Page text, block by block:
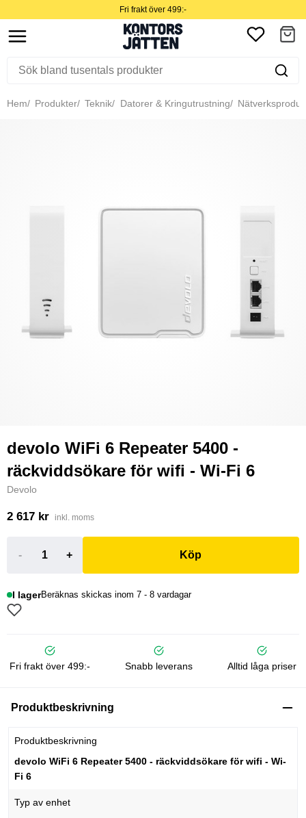
Fri frakt över 499:-
Hem Produkter Teknik Datorer & Kringutrustning
devolo WiFi 6 Repeater 5400 -
räckviddsökare för wifi - Wi-Fi 6
Devolo
2 617 kr inkl. moms
- + Köp
I lagerBeräknas skickas inom 7 - 8 vardagar
Fri frakt över 499:- Snabb leverans Alltid låga priser
Produktbeskrivning
Produktbeskrivning
devolo WiFi 6 Repeater 5400 - räckviddsökare för wifi - Wi-
Fi 6
Typ av enhet